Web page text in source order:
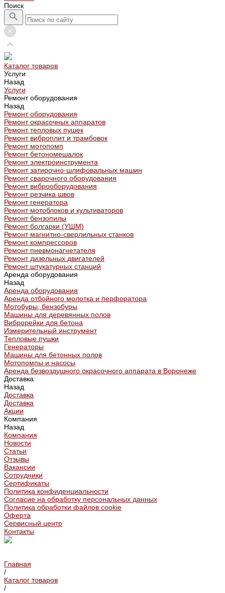
Поиск
Каталог товаров
Услуги
Назад
Услуги
Ремонт оборудования
Назад
Ремонт оборудования
Ремонт окрасочных аппаратов
Ремонт тепловых пушек
Ремонт виброплит и трамбовок
Ремонт мотопомп
Ремонт бетономешалок
Ремонт электроинструмента
Ремонт затирочно-шлифовальных машин
Ремонт сварочного оборудования
Ремонт виброоборудования
Ремонт резчика швов
Ремонт генератора
Ремонт мотоблоков и культиваторов
Ремонт бензопилы
Ремонт болгарки (УШМ)
Ремонт магнитно-сверлильных станков
Ремонт компрессоров
Ремонт пневмонагнетателя
Ремонт дизельных двигателей
Ремонт штукатурных станций
Аренда оборудования
Назад
Аренда оборудования
Аренда отбойного молотка и перфоратора
Мотобуры, бензобуры
Машины для деревянных полов
Виброрейки для бетона
Измерительный инструмент
Тепловые пушки
Генераторы
Машины для бетонных полов
Мотопомпы и насосы
Аренда безвоздушного окрасочного аппарата в Воронеже
Доставка
Назад
Доставка
Доставка
Акции
Компания
Назад
Компания
Новости
Статьи
Отзывы
Вакансии
Сотрудники
Сертификаты
Политика конфиденциальности
Согласие на обработку персональных данных
Политика обработки файлов cookie
Оферта
Сервисный центр
Контакты
Главная
/
Каталог товаров
/